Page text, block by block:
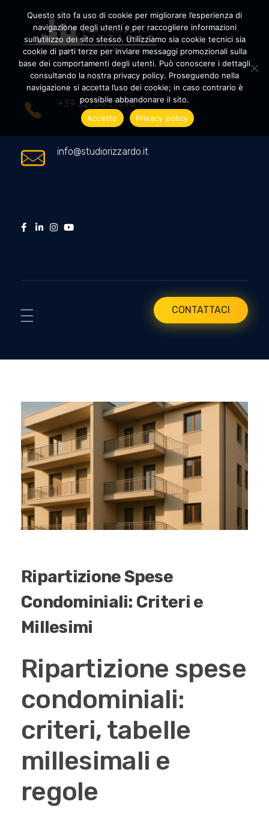
Amministrazioni Rizzardo
+39 327.36.31.598
info@studiorizzardo.it
CONTATTACI
Ripartizione Spese
Condominiali: Criteri e
Millesimi
Ripartizione spese
condominiali:
criteri, tabelle
millesimali e
regole
Questo sito fa uso di cookie per migliorare l’esperienza di
navigazione degli utenti e per raccogliere informazioni
sull’utilizzo del sito stesso. Utilizziamo sia cookie tecnici sia
cookie di parti terze per inviare messaggi promozionali sulla
base dei comportamenti degli utenti. Può conoscere i dettagli
consultando la nostra privacy policy. Proseguendo nella
navigazione si accetta l’uso dei cookie; in caso contrario è
possibile abbandonare il sito.
Accetto
Privacy policy